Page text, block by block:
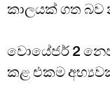
කාලයක් ගත බව
වොයේජර් 2
කළ එකම